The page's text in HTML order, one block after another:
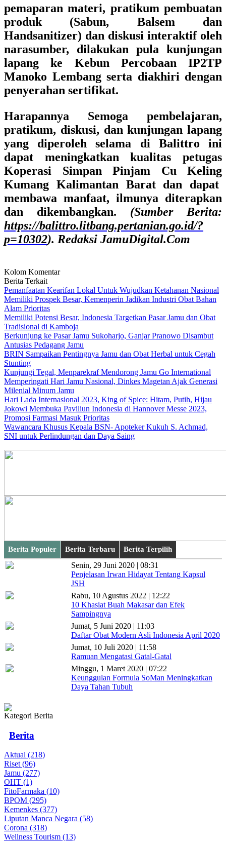
pemaparan materi, pratikum pembuatan
produk (Sabun, Balsem dan
Handsanitizer) dan diskusi interaktif oleh
narasumber, dilakukan pula kunjungan
lapang ke Kebun Percobaan IP2TP
Manoko Lembang serta diakhiri dengan
penyerahan sertifikat.
Harapannya Semoga pembelajaran,
pratikum, diskusi, dan kunjungan lapang
yang diperoleh selama di Balittro ini
dapat meningkatkan kualitas petugas
Koperasi Simpan Pinjam Cu Keling
Kumang Kalimantan Barat dan dapat
membawa manfaat, ilmunya diterapkan
dan dikembangkan. (Sumber Berita:
https://balittro.litbang.pertanian.go.id/?
p=10302). Redaksi JamuDigital.Com
Kolom Komentar
Berita Terkait
Pemanfaatan Kearifan Lokal Untuk Wujudkan Ketahanan Nasional
Memiliki Prospek Besar, Kemenperin Jadikan Industri Obat Bahan
Alam Prioritas
Memiliki Potensi Besar, Indonesia Targetkan Pasar Jamu dan Obat
Tradisional di Kamboja
Berkunjung ke Pasar Jamu Sukoharjo, Ganjar Pranowo Disambut
Antusias Pedagang Jamu
BRIN Sampaikan Pentingnya Jamu dan Obat Herbal untuk Cegah
Stunting
Kunjungi Tegal, Menparekraf Mendorong Jamu Go International
Memperingati Hari Jamu Nasional, Dinkes Magetan Ajak Generasi
Milenial Minum Jamu
Hari Lada Internasional 2023, King of Spice: Hitam, Putih, Hijau
Jokowi Membuka Paviliun Indonesia di Hannover Messe 2023,
Promosi Farmasi Masuk Prioritas
Wawancara Khusus Kepala BSN- Apoteker Kukuh S. Achmad,
SNI untuk Perlindungan dan Daya Saing
Berita Populer Berita Terbaru Berita Terpilih
Senin, 29 Juni 2020 | 08:31
Penjelasan Irwan Hidayat Tentang Kapsul
JSH
Rabu, 10 Agustus 2022 | 12:22
10 Khasiat Buah Makasar dan Efek
Sampingnya
Jumat, 5 Juni 2020 | 11:03
Daftar Obat Modern Asli Indonesia April 2020
Jumat, 10 Juli 2020 | 11:58
Ramuan Mengatasi Gatal-Gatal
Minggu, 1 Maret 2020 | 07:22
Keunggulan Formula SoMan Meningkatkan
Daya Tahan Tubuh
Kategori Berita
Berita
Aktual (218)
Riset (96)
Jamu (277)
OHT (1)
FitoFarmaka (10)
BPOM (295)
Kemenkes (377)
Liputan Manca Negara (58)
Corona (318)
Wellness Tourism (13)